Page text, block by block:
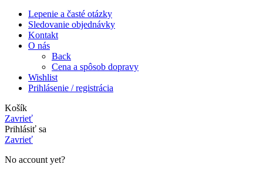
Lepenie a časté otázky
Sledovanie objednávky
Kontakt
O nás
Back
Cena a spôsob dopravy
Wishlist
Prihlásenie / registrácia
Košík
Zavrieť
Prihlásiť sa
Zavrieť
No account yet?